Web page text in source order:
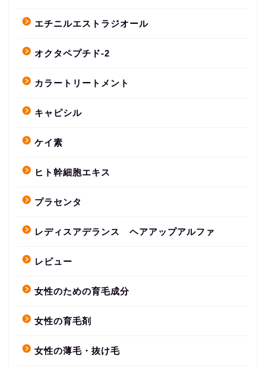
エチニルエストラジオール
オクタペプチド-2
カラートリートメント
キャピシル
ケイ素
ヒト幹細胞エキス
プラセンタ
レディスアデランス ヘアアップアルファ
レビュー
女性のための育毛成分
女性の育毛剤
女性の薄毛・抜け毛